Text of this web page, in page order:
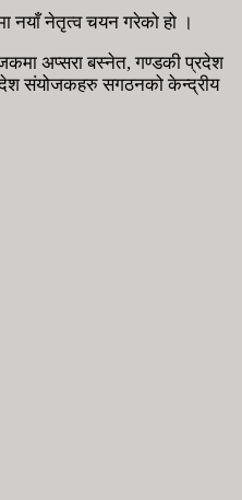
नयाँ नेतृत्व चयन गरेको हो ।
अप्सरा बस्नेत, गण्डकी प्रदेश
संयोजकहरु सगठनको केन्द्रीय